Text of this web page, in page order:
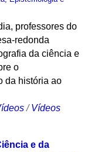
professores do
redonda
da ciência e
o
da história ao
/Vídeos
e da